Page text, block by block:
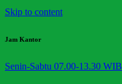
Skip to content
Jam Kantor
Senin-Sabtu 07.00-13.30 WIB